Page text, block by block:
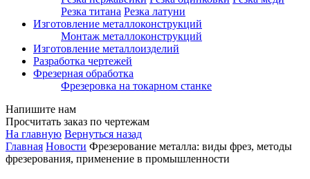
Резка титана Резка латуни
Изготовление металлоконструкций
Монтаж металлоконструкций
Изготовление металлоизделий
Разработка чертежей
Фрезерная обработка
Фрезеровка на токарном станке
Напишите нам
Просчитать заказ по чертежам
На главную Вернуться назад
Главная Новости Фрезерование металла: виды фрез, методы
фрезерования, применение в промышленности